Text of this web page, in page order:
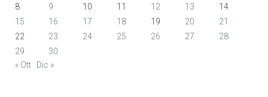
8
9 10 11 12 13
14
15
16 17 18 19 20
21
22
23 24 25 26 27
28
29
30
« Ott
Dic »